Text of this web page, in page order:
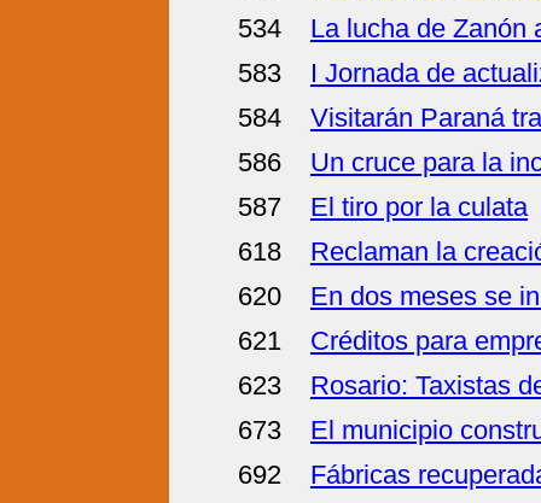
534
La lucha de Zanón
583
I Jornada de
584
Visitarán Paraná
586
Un cruce para la
587
El tiro por la culata
618
Reclaman la
620
En dos meses se
621
Créditos para
623
Rosario: Taxistas
673
El municipio
692
Fábricas